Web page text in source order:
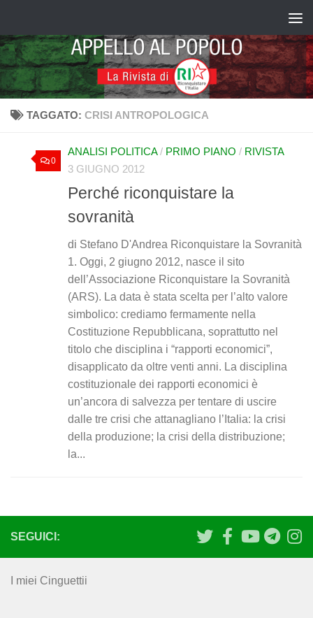
TAGGATO: CRISI ANTROPOLOGICA
0
ANALISI POLITICA/ PRIMO PIANO / RIVISTA
3 GIUGNO 2012
Perché riconquistare la
sovranità
di Stefano D'Andrea Riconquistare la Sovranità
1. Oggi, 2 giugno 2012, nasce il sito
dell’Associazione Riconquistare la Sovranità
(ARS). La data è stata scelta per l’alto valore
simbolico: crediamo fermamente nella
Costituzione Repubblicana, soprattutto nel
titolo che disciplina i “rapporti economici”,
disapplicato da oltre venti anni. La disciplina
costituzionale dei rapporti economici è
un’ancora di salvezza per tentare di uscire
dalle tre crisi che attanagliano l’Italia: la crisi
della produzione; la crisi della distribuzione;
la...
SEGUICI:
I miei Cinguettii